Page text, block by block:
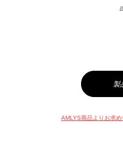
製
AMLYS商品よりお求